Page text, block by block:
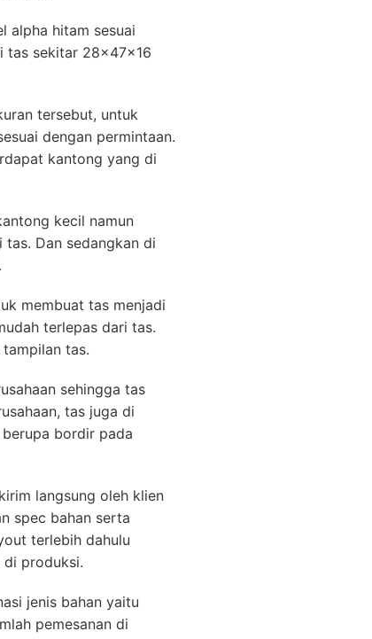
alpha hitam sesuai
tas sekitar 28x47x16
tersebut, untuk
dengan permintaan.
kantong yang di
kecil namun
Dan sedangkan di
membuat tas menjadi
terlepas dari tas.
tas.
sehingga tas
tas juga di
bordir pada
langsung oleh klien
spec bahan serta
terlebih dahulu
di produksi.
jenis bahan yaitu
pemesanan di